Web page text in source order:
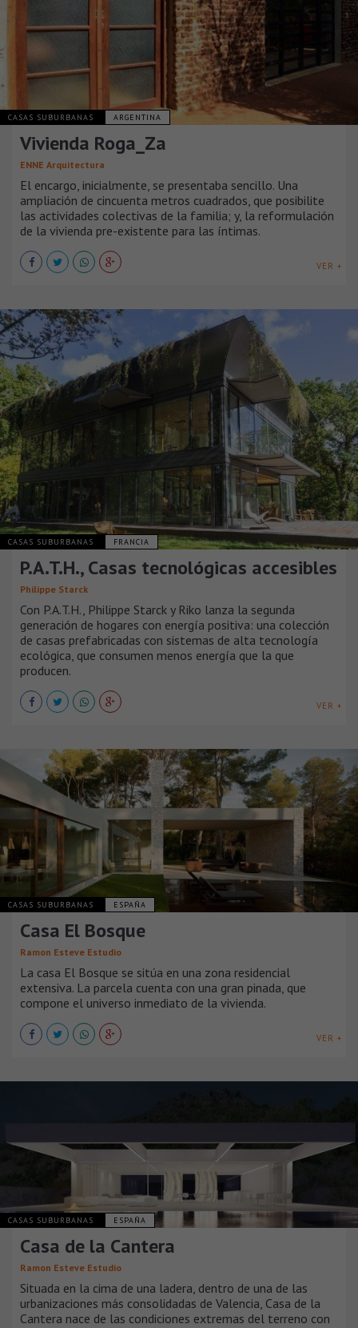
CASAS SUBURBANAS ARGENTINA
Vivienda Roga_Za
ENNE Arquitectura
El encargo, inicialmente, se presentaba sencillo. Una
ampliación de cincuenta metros cuadrados, que posibilite
las actividades colectivas de la familia; y, la reformulación
de la vivienda pre-existente para las íntimas.
VER +
CASAS SUBURBANAS FRANCIA
P.A.T.H., Casas tecnológicas accesibles
Philippe Starck
Con P.A.T.H., Philippe Starck y Riko lanza la segunda
generación de hogares con energía positiva: una colección
de casas prefabricadas con sistemas de alta tecnología
ecológica, que consumen menos energía que la que
producen.
VER +
CASAS SUBURBANAS ESPAÑA
Casa El Bosque
Ramon Esteve Estudio
La casa El Bosque se sitúa en una zona residencial
extensiva. La parcela cuenta con una gran pinada, que
compone el universo inmediato de la vivienda.
VER +
CASAS SUBURBANAS ESPAÑA
Casa de la Cantera
Ramon Esteve Estudio
Situada en la cima de una ladera, dentro de una de las
urbanizaciones más consolidadas de Valencia, Casa de la
Cantera nace de las condiciones extremas del terreno con